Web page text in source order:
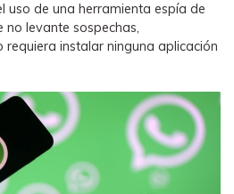
te tiene al tanto de todo en
uso de una herramienta espía de
levante sospechas,
requiera instalar ninguna aplicación